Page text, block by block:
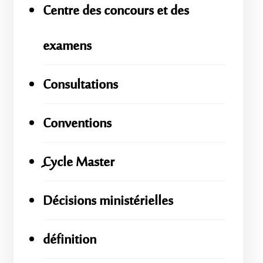
Centre des concours et des
examens
Consultations
Conventions
ِِِCycle Master
Décisions ministérielles
définition